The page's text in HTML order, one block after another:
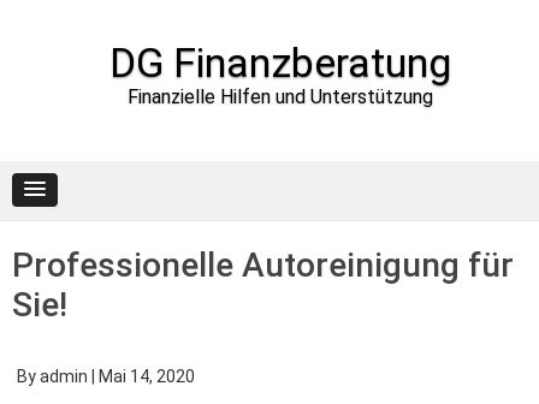
DG Finanzberatung
Finanzielle Hilfen und Unterstützung
Professionelle Autoreinigung für
Sie!
Byadmin Mai 14, 2020